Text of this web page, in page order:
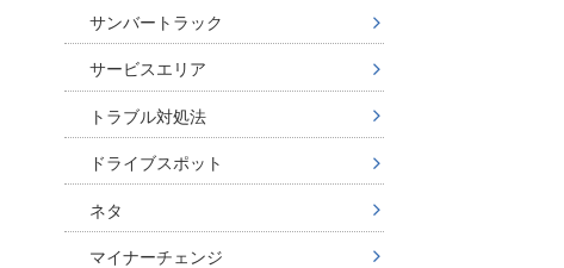
サンバートラック
サービスエリア
トラブル対処法
ドライブスポット
ネタ
マイナーチェンジ